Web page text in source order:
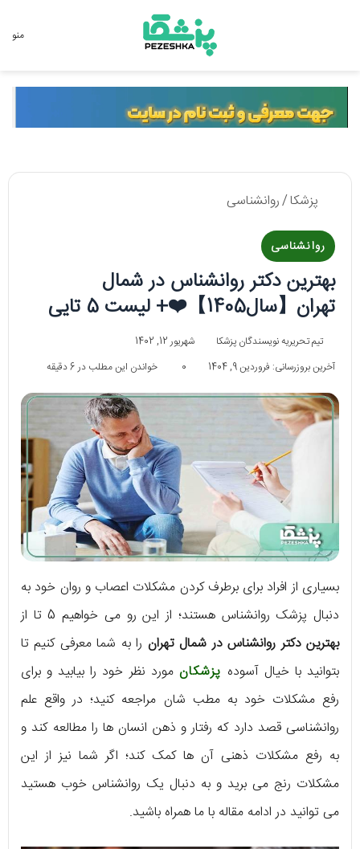
منو
پزشکا/روانشناسی
روانشناسی
بهترین دکتر روانشناس در شمال
تهران【سال1405】❤️+ لیست 5 تایی
تیم تحریریه نویسندگان پزشکا
شهریور 12, 1402
آخرین بروزرسانی: فروردین 9, 1404
0 خواندن این مطلب در 6 دقیقه
بسیاری از افراد برای برطرف کردن مشکلات اعصاب و روان خود به
دنبال پزشک روانشناس هستند؛ از این رو می خواهیم 5 تا از
بهترین دکتر روانشناس در شمال تهران را به شما معرفی کنیم تا
بتوانید با خیال آسوده پزشکان مورد نظر خود را بیابید و برای
رفع مشکلات خود به مطب شان مراجعه کنید؛ در واقع علم
روانشناسی قصد دارد که رفتار و ذهن انسان ها را مطالعه کند و
به رفع مشکلات ذهنی آن ها کمک کند؛ اگر شما نیز از این
مشکلات رنج می برید و به دنبال یک روانشناس خوب هستید
می توانید در ادامه مقاله با ما همراه باشید.